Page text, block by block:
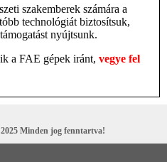
szakemberek számára a
technológiát biztosítsuk,
nyújtsunk.
a FAE gépek iránt, vegye fel
Minden jog fenntartva!